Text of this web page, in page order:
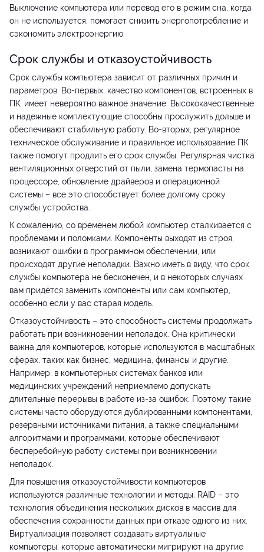
Выключение компьютера или перевод его в режим сна, когда
он не используется, помогает снизить энергопотребление и
сэкономить электроэнергию.
Срок службы и отказоустойчивость
Срок службы компьютера зависит от различных причин и
параметров. Во-первых, качество компонентов, встроенных в
ПК, имеет невероятно важное значение. Высококачественные
и надежные комплектующие способны прослужить дольше и
обеспечивают стабильную работу. Во-вторых, регулярное
техническое обслуживание и правильное использование ПК
также помогут продлить его срок службы. Регулярная чистка
вентиляционных отверстий от пыли, замена термопасты на
процессоре, обновление драйверов и операционной
системы – все это способствует более долгому сроку
службы устройства.
К сожалению, со временем любой компьютер сталкивается с
проблемами и поломками. Компоненты выходят из строя,
возникают ошибки в программном обеспечении, или
происходят другие неполадки. Важно иметь в виду, что срок
службы компьютера не бесконечен, и в некоторых случаях
вам придётся заменить компоненты или сам компьютер,
особенно если у вас старая модель.
Отказоустойчивость – это способность системы продолжать
работать при возникновении неполадок. Она критически
важна для компьютеров, которые используются в масштабных
сферах, таких как бизнес, медицина, финансы и другие.
Например, в компьютерных системах банков или
медицинских учреждений неприемлемо допускать
длительные перерывы в работе из-за ошибок. Поэтому такие
системы часто оборудуются дублированными компонентами,
резервными источниками питания, а также специальными
алгоритмами и программами, которые обеспечивают
бесперебойную работу системы при возникновении
неполадок.
Для повышения отказоустойчивости компьютеров
используются различные технологии и методы. RAID – это
технология объединения нескольких дисков в массив для
обеспечения сохранности данных при отказе одного из них.
Виртуализация позволяет создавать виртуальные
компьютеры, которые автоматически мигрируют на другие